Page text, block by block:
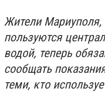
Жители Мариуполя,
пользуются
водой, теперь
сообщать
теми, кто